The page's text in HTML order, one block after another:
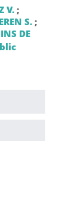
V.;
S.;
DE